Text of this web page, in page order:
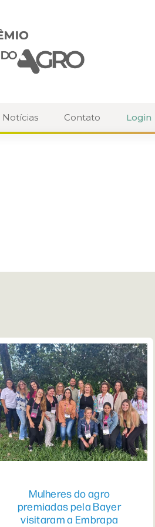
Notícias Contato Login
Mulheres do agro
premiadas pela Bayer
visitaram a Embrapa